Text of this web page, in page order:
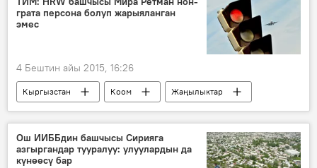
грата персона болуп жарыяланган
эмес
4 Бештин айы 2015, 16:26
Кыргызстан Коом
Жаңылыктар
Мира Ритман
укук чет өлкө
Ош ИИББдин башчысы Сирияга
азгыргандар тууралуу: улуулардын да
күнөөсү бар